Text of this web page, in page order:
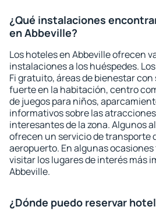
¿Qué instalaciones
en Abbeville?
Los hoteles en Abbeville ofrecen
instalaciones a los huéspedes.
Fi gratuito, áreas de bienestar
fuerte en la habitación, centro
de juegos para niños,
informativos sobre las
interesantes de la zona. Algunos
ofrecen un servicio de transporte
aeropuerto. En algunas
visitar los lugares de interés más
Abbeville.
¿Dónde puedo reservar